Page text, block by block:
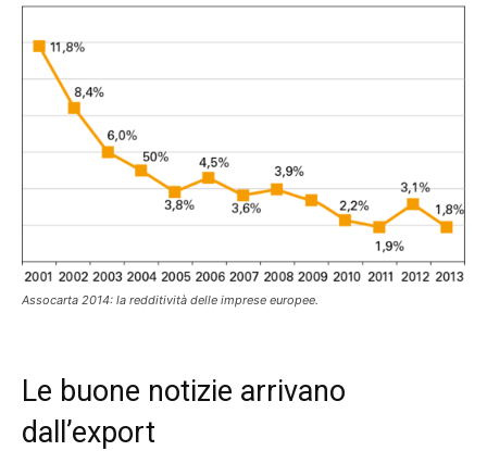
Assocarta 2014: la redditività delle imprese europee.
Le buone notizie arrivano
dall’export